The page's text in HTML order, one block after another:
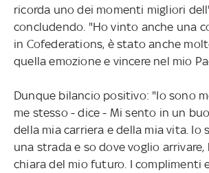
ricorda uno dei momenti migliori
concludendo. "Ho vinto anche una
in Cofederations, è stato anche
quella emozione e vincere nel mio
Dunque bilancio positivo: "Io sono
me stesso - dice - Mi sento in un
della mia carriera e della mia vita. Io
una strada e so dove voglio
chiara del mio futuro. I complimenti